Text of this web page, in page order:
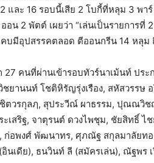
และ 16 รอบนี้เสีย 2 โบกี้ที่หลุม 3 พ
อน 2 พัตต์ เผยว่า “เล่นเป็นรายการ
บมีอุปสรรคตลอด ตีออนกรีน 14 หลุม
27 คนที่ผ่านเข้ารอบทัวร์นาเม้นท์ ปร
ยานนท์ โชติหิรัญรุ่งเรือง, สหัสวรรษ
ตวรกุลฦ, สุประวีณ์ ผาธรรม, ปุณณวิช
เสริฐ, จาตุรนต์ ดวงไพชุม, ชัยสิทธิ์ ไ
ก่อพงศ์ พัฒนาทร, ศุภณัฐ สกุลมาลัยท
อินเดีย), ธนวินท์ ลี (สมัครเล่น), ณัฐพร